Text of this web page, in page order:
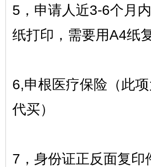
5，申请人近3-6个月
纸打印，需要用A4纸
6,申根医疗保险（此
代买）
7，身份证正反面复印